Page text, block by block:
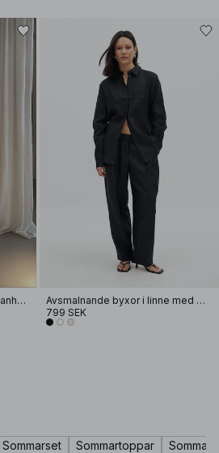
Vida byxor i viskos med mellanhög midja
Avsmalnande byxor i linne med mellanhög midja
799 SEK
Sommarset Sommartoppar